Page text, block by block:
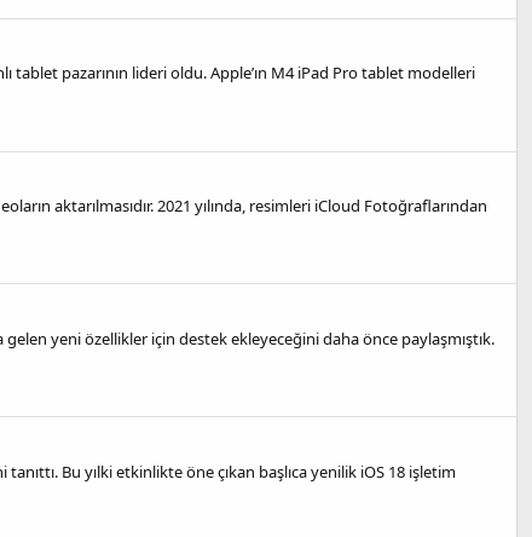
tablet pazarının lideri oldu. Apple’ın M4 iPad Pro tablet modelleri
aktarılmasıdır. 2021 yılında, resimleri iCloud Fotoğraflarından
yeni özellikler için destek ekleyeceğini daha önce paylaşmıştık.
Bu yılki etkinlikte öne çıkan başlıca yenilik iOS 18 işletim